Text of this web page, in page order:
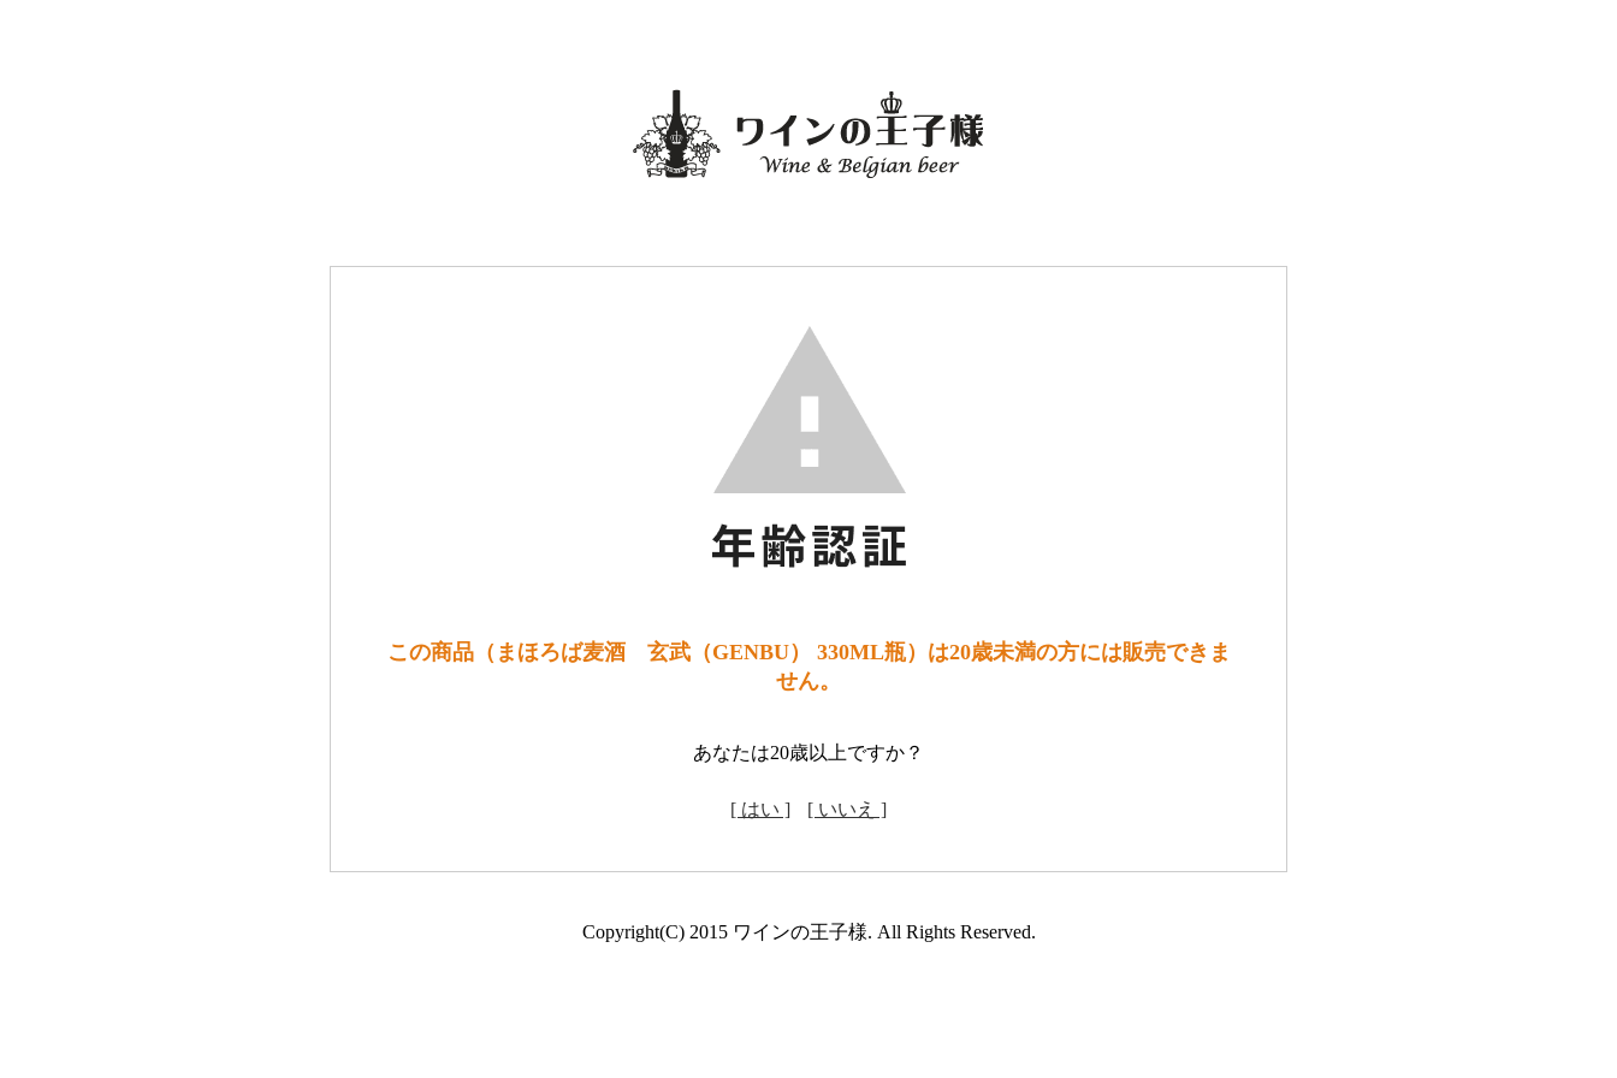
この商品（まほろば麦酒 玄武（GENBU） 330ML瓶）は20歳未満の方には販売できま
せん。
あなたは20歳以上ですか？
[ はい ] [ いいえ ]
Copyright(C) 2015 ワインの王子様. All Rights Reserved.